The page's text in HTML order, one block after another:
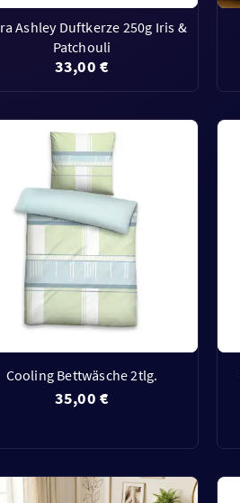
Ashley Duftkerze 250g Iris &
Patchouli
33,00 €
Cooling Bettwäsche 2tlg.
35,00 €